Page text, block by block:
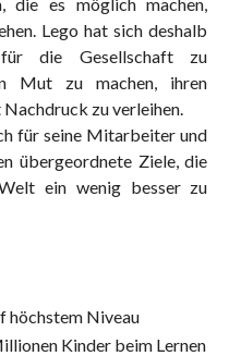
Lego hat sich deshalb
die Gesellschaft zu
Mut zu machen, ihren
zu verleihen.
für seine Mitarbeiter und
übergeordnete Ziele, die
ein wenig besser zu
Niveau
Kinder beim Lernen